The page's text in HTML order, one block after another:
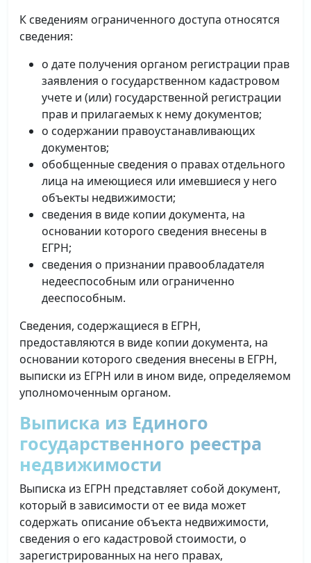
К сведениям ограниченного доступа относятся
сведения:
о дате получения органом регистрации прав
заявления о государственном кадастровом
учете и (или) государственной регистрации
прав и прилагаемых к нему документов;
о содержании правоустанавливающих
документов;
обобщенные сведения о правах отдельного
лица на имеющиеся или имевшиеся у него
объекты недвижимости;
сведения в виде копии документа, на
основании которого сведения внесены в
ЕГРН;
сведения о признании правообладателя
недееспособным или ограниченно
дееспособным.
Сведения, содержащиеся в ЕГРН,
предоставляются в виде копии документа, на
основании которого сведения внесены в ЕГРН,
выписки из ЕГРН или в ином виде, определяемом
уполномоченным органом.
Выписка из Единого
государственного реестра
недвижимости
Выписка из ЕГРН представляет собой документ,
который в зависимости от ее вида может
содержать описание объекта недвижимости,
сведения о его кадастровой стоимости, о
зарегистрированных на него правах,